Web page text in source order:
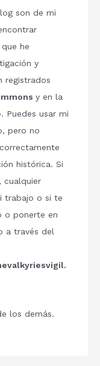
son de mi
he
y
registrados
y en la
. Puedes usar mi
pero no
histórica. Si
cualquier
trabajo o si te
o ponerte en
a través del
los demás.